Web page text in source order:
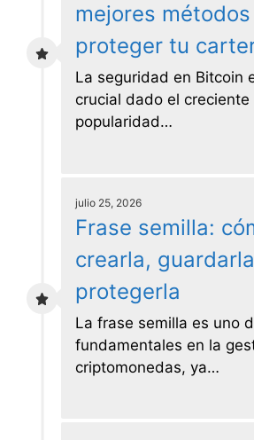
mejores
proteger tu
La seguridad en Bitcoin
crucial dado el creciente
popularidad…
julio 25, 2026
Frase semilla:
crearla,
protegerla
La frase semilla es uno
fundamentales en la
criptomonedas, ya…